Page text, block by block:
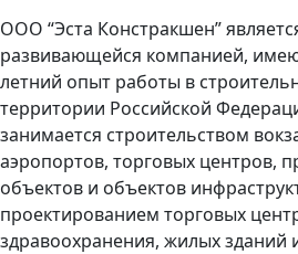
ООО “Эста Констракшен”
развивающейся компанией,
летний опыт работы в
территории Российской
занимается строительством
аэропортов, торговых центров,
объектов и объектов
проектированием торговых
здравоохранения, жилых зданий